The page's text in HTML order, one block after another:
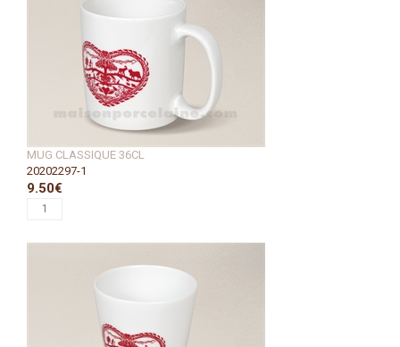
MUG CLASSIQUE 36CL
20202297-1
9.50€